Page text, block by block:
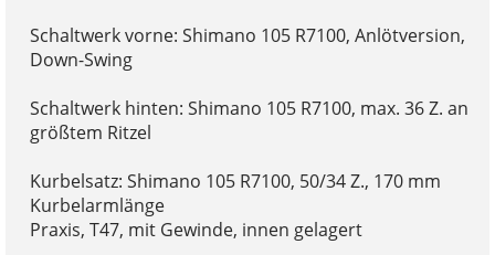
Schaltwerk vorne: Shimano 105 R7100, Anlötversion,
Down-Swing
Schaltwerk hinten: Shimano 105 R7100, max. 36 Z. an
größtem Ritzel
Kurbelsatz: Shimano 105 R7100, 50/34 Z., 170 mm
Kurbelarmlänge
Praxis, T47, mit Gewinde, innen gelagert